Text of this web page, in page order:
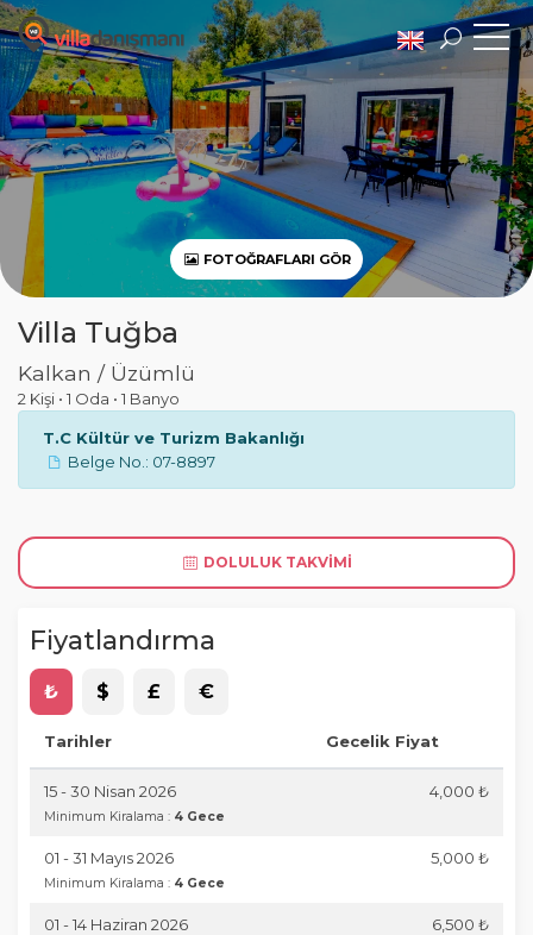
FOTOĞRAFLARI GÖR
Villa Tuğba
Kalkan / Üzümlü
2 Kişi • 1 Oda • 1 Banyo
T.C Kültür ve Turizm Bakanlığı
Belge No.: 07-8897
DOLULUK TAKVIMI
Fiyatlandırma
₺ $ £ €
Tarihler Gecelik Fiyat
15 - 30 Nisan 2026
Minimum Kiralama : 4 Gece
4,000 ₺
01 - 31 Mayıs 2026
Minimum Kiralama : 4 Gece
5,000 ₺
01 - 14 Haziran 2026 6,500 ₺